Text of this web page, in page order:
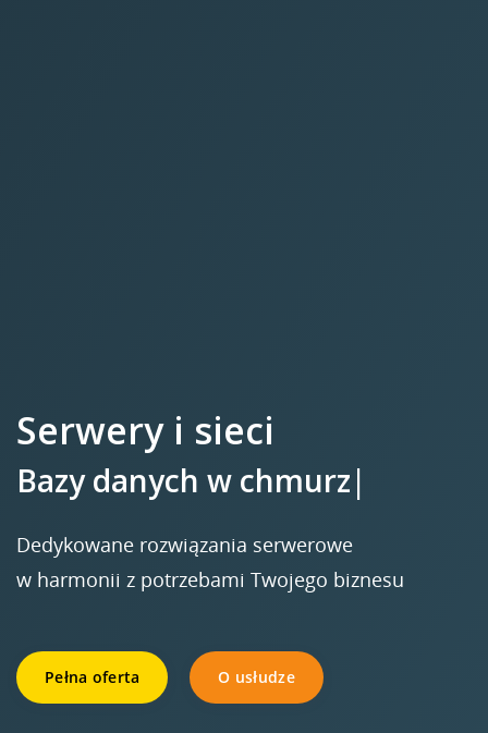
Serwery i sieci
|
Dedykowane rozwiązania serwerowe
w harmonii z potrzebami Twojego biznesu
Pełna oferta O usłudze